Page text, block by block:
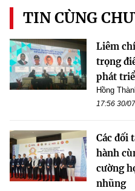
TIN CÙNG
Liêm
trọng
phát
Hồng
17:56 30/
Các đối
hành
cường
nhũng